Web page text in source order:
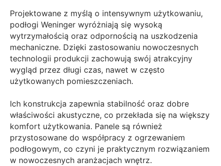
Projektowane z myślą o intensywnym użytkowaniu,
podłogi Weninger wyróżniają się wysoką
wytrzymałością oraz odpornością na uszkodzenia
mechaniczne. Dzięki zastosowaniu nowoczesnych
technologii produkcji zachowują swój atrakcyjny
wygląd przez długi czas, nawet w często
użytkowanych pomieszczeniach.
Ich konstrukcja zapewnia stabilność oraz dobre
właściwości akustyczne, co przekłada się na większy
komfort użytkowania. Panele są również
przystosowane do współpracy z ogrzewaniem
podłogowym, co czyni je praktycznym rozwiązaniem
w nowoczesnych aranżacjach wnętrz.